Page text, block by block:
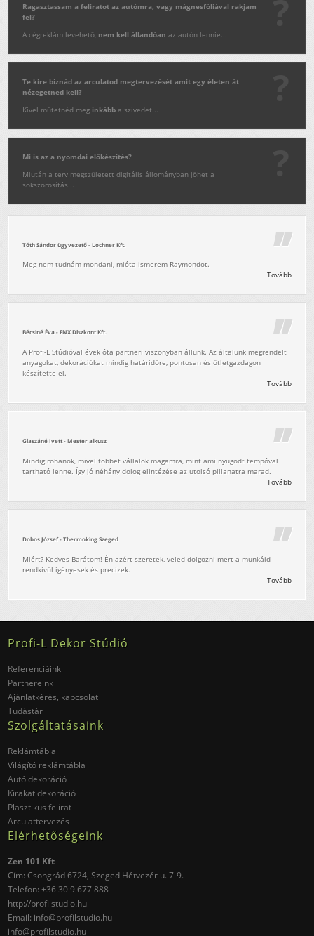
Ragasztassam a feliratot az autómra, vagy mágnesfóliával rakjam
fel?
A cégreklám levehető, nem kell állandóan az autón lennie...
Te kire bíznád az arculatod megtervezését amit egy életen át
nézegetned kell?
Kivel műtetnéd meg inkább a szívedet...
Mi is az a nyomdai előkészítés?
Miután a terv megszületett digitális állományban jöhet a
sokszorosítás...
Tóth Sándor ügyvezető - Lochner Kft.
Meg nem tudnám mondani, mióta ismerem Raymondot.
Tovább
Bécsiné Éva - FNX Diszkont Kft.
A Profi-L Stúdióval évek óta partneri viszonyban állunk. Az általunk megrendelt
anyagokat, dekorációkat mindig határidőre, pontosan és ötletgazdagon
készítette el.
Tovább
Glaszáné Ivett - Mester alkusz
Mindig rohanok, mivel többet vállalok magamra, mint ami nyugodt tempóval
tartható lenne. Így jó néhány dolog elintézése az utolsó pillanatra marad.
Tovább
Dobos József - Thermoking Szeged
Miért? Kedves Barátom! Én azért szeretek, veled dolgozni mert a munkáid
rendkívül igényesek és precízek.
Tovább
Profi-L Dekor Stúdió
Referenciáink
Partnereink
Ajánlatkérés, kapcsolat
Tudástár
Szolgáltatásaink
Reklámtábla
Világító reklámtábla
Autó dekoráció
Kirakat dekoráció
Plasztikus felirat
Arculattervezés
Elérhetőségeink
Zen 101 Kft
Cím:Csongrád6724,Szeged Hétvezér u. 7-9.
Telefon:+36 30 9 677 888
http://profilstudio.hu
Email: info@profilstudio.hu
info@profilstudio.hu